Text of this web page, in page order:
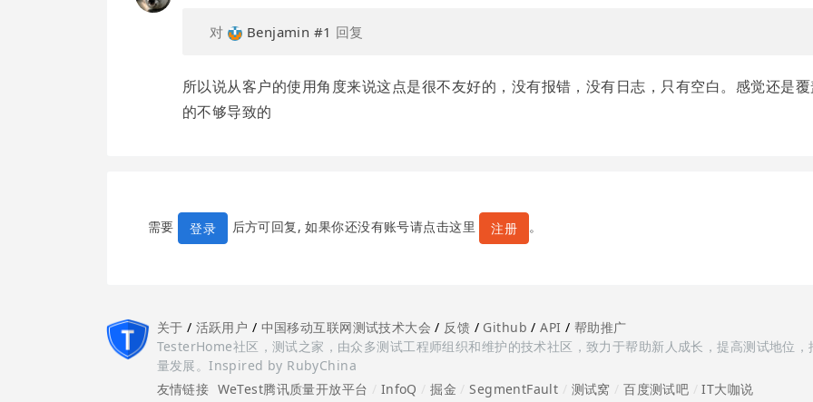
对 Benjamin #1 回复
所以说从客户的使用角度来说这点是很不友好的，没有报错，没有日志，只有空白。感觉还是
的不够导致的
需要 登录 后方可回复, 如果你还没有账号请点击这里 注册 。
关于 / 活跃用户 / 中国移动互联网测试技术大会 / 反馈 / Github /API / 帮助推广
TesterHome社区，测试之家，由众多测试工程师组织和维护的技术社区，致力于帮助新人成长，提高测试地位，
量发展。Inspired by RubyChina
友情链接 WeTest腾讯质量开放平台 InfoQ /掘金 /SegmentFault 测试窝 /百度测试吧 /IT大咖说